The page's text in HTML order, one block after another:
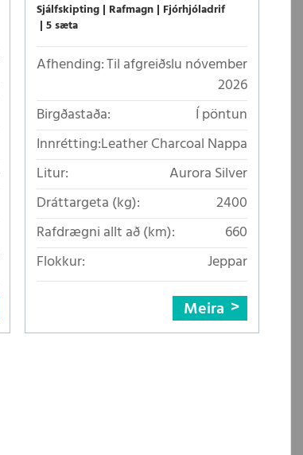
Sjálfskipting Rafmagn Fjórhjóladrif
5 sæta
Afhending:Til afgreiðslu nóvember
2026
Birgðastaða:
Í pöntun
Innrétting:Leather Charcoal Nappa
Litur:
Aurora Silver
Dráttargeta (kg):
2400
Rafdrægni allt að (km):
660
Flokkur:
Jeppar
Meira